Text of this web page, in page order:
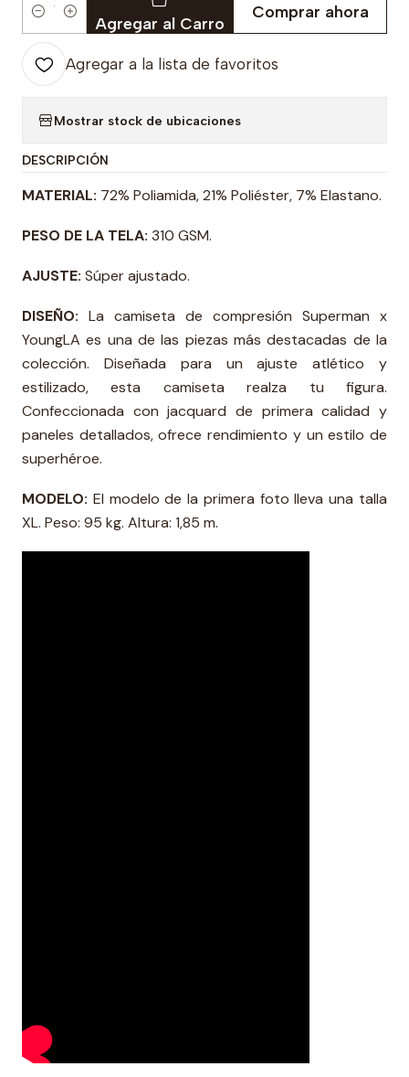
Cantidad Agregar al Carro
Comprar ahora
Agregar a la lista de favoritos
Mostrar stock de ubicaciones
DESCRIPCIÓN
MATERIAL: 72% Poliamida, 21% Poliéster, 7% Elastano.
PESO DE LA TELA: 310 GSM.
AJUSTE: Súper ajustado.
DISEÑO: La camiseta de compresión Superman x
YoungLA es una de las piezas más destacadas de la
colección. Diseñada para un ajuste atlético y
estilizado, esta camiseta realza tu figura.
Confeccionada con jacquard de primera calidad y
paneles detallados, ofrece rendimiento y un estilo de
superhéroe.
MODELO: El modelo de la primera foto lleva una talla
XL. Peso: 95 kg. Altura: 1,85 m.